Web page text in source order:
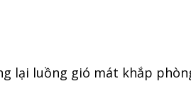
lại luồng gió mát khắp